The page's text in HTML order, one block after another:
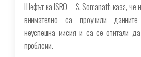
Шефът на ISRO – S. Somanath каза, че
внимателно са проучили
неуспешна мисия и са се опитали да
проблеми.